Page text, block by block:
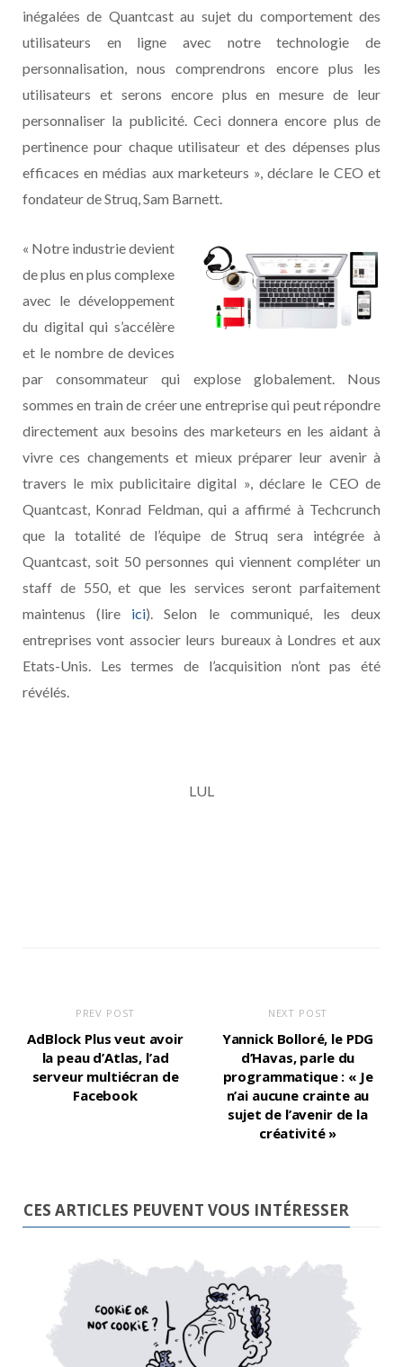
inégalées de Quantcast au sujet du comportement des
utilisateurs en ligne avec notre technologie de
personnalisation, nous comprendrons encore plus les
utilisateurs et serons encore plus en mesure de leur
personnaliser la publicité. Ceci donnera encore plus de
pertinence pour chaque utilisateur et des dépenses plus
efficaces en médias aux marketeurs », déclare le CEO et
fondateur de Struq, Sam Barnett.
« Notre industrie devient
de plus en plus complexe
avec le développement
du digital qui s’accélère
et le nombre de devices
par consommateur qui explose globalement. Nous
sommes en train de créer une entreprise qui peut répondre
directement aux besoins des marketeurs en les aidant à
vivre ces changements et mieux préparer leur avenir à
travers le mix publicitaire digital », déclare le CEO de
Quantcast, Konrad Feldman, qui a affirmé à Techcrunch
que la totalité de l’équipe de Struq sera intégrée à
Quantcast, soit 50 personnes qui viennent compléter un
staff de 550, et que les services seront parfaitement
maintenus (lire ici). Selon le communiqué, les deux
entreprises vont associer leurs bureaux à Londres et aux
Etats-Unis. Les termes de l’acquisition n’ont pas été
révélés.
LUL
PREV POST
AdBlock Plus veut avoir
la peau d’Atlas, l’ad
serveur multiécran de
Facebook
NEXT POST
Yannick Bolloré, le PDG
d’Havas, parle du
programmatique : « Je
n’ai aucune crainte au
sujet de l’avenir de la
créativité »
CES ARTICLES PEUVENT VOUS INTÉRESSER